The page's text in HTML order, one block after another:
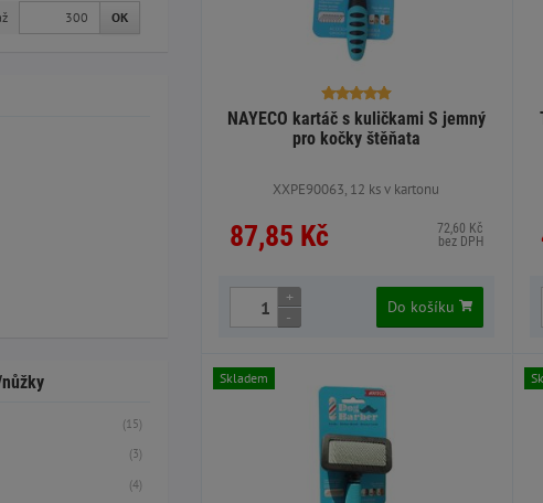
NAYECO kartáč s kuličkami S jemný
pro kočky štěňata
XXPE90063, 12 ks v kartonu
87,85 Kč
72,60 Kč
bez DPH
+
-
Do košíku
Skladem
OK
(15)
(3)
(4)